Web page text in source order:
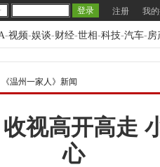
注册 我
-视频-娱谈-财经-世相-科技-汽车-房
《温州一家人》新闻
收视高开高走
心